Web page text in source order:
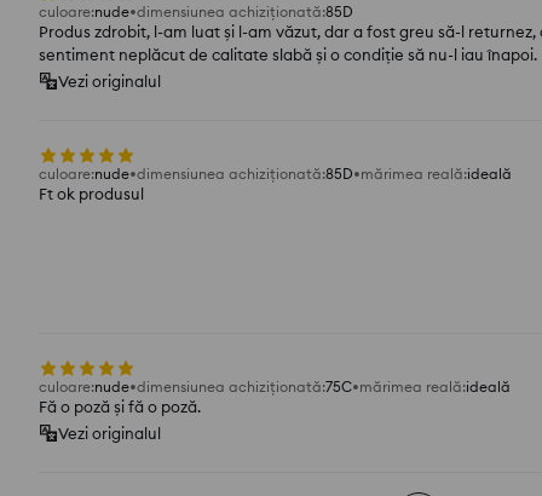
culoare:nude dimensiunea achiziționată:85D
Produs zdrobit, l-am luat și l-am văzut, dar a fost greu să-l
sentiment neplăcut de calitate slabă și o condiție să nu-l iau înapoi.
Vezi originalul
culoare:nude dimensiunea achiziționată:85D mărimea reală:ideală
Ft ok produsul
culoare:nude dimensiunea achiziționată:75C mărimea reală:ideală
Fă o poză și fă o poză.
Vezi originalul